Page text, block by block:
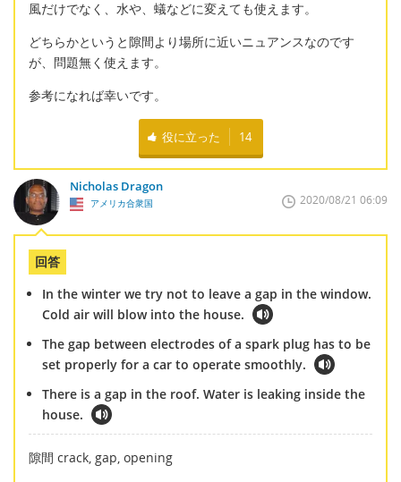
風だけでなく、水や、蟻などに変えても使えます。
どちらかというと隙間より場所に近いニュアンスなのです
が、問題無く使えます。
参考になれば幸いです。
役に立った 14
Nicholas Dragon
アメリカ合衆国 2020/08/21 06:09
回答
In the winter we try not to leave a gap in the window.
Cold air will blow into the house.
The gap between electrodes of a spark plug has to be
set properly for a car to operate smoothly.
There is a gap in the roof. Water is leaking inside the
house.
隙間 crack, gap, opening